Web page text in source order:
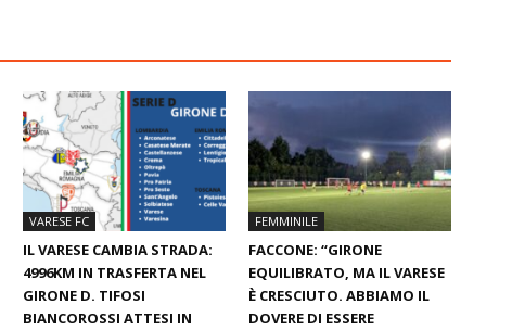
VARESE FC
IL VARESE CAMBIA STRADA:
4996KM IN TRASFERTA NEL
GIRONE D. TIFOSI
BIANCOROSSI ATTESI IN
FEMMINILE
FACCONE: “GIRONE
EQUILIBRATO, MA IL VARESE
È CRESCIUTO. ABBIAMO IL
DOVERE DI ESSERE